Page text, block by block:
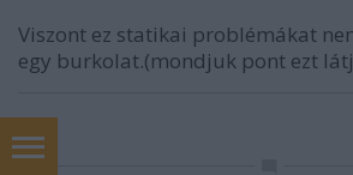
Viszont ez statikai problémákat
egy burkolat.(mondjuk pont ezt